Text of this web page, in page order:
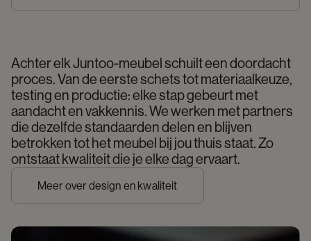
Achter elk Juntoo-meubel schuilt een doordacht
proces. Van de eerste schets tot materiaalkeuze,
testing en productie: elke stap gebeurt met
aandacht en vakkennis. We werken met partners
die dezelfde standaarden delen en blijven
betrokken tot het meubel bij jou thuis staat. Zo
ontstaat kwaliteit die je elke dag ervaart.
Meer over design en kwaliteit